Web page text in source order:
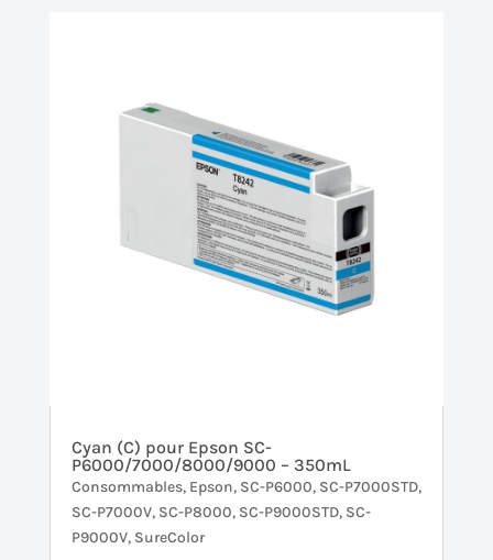
Cyan (C) pour Epson SC-
P6000/7000/8000/9000 – 350mL
Consommables, Epson, SC-P6000, SC-P7000STD,
SC-P7000V, SC-P8000, SC-P9000STD, SC-
P9000V, SureColor